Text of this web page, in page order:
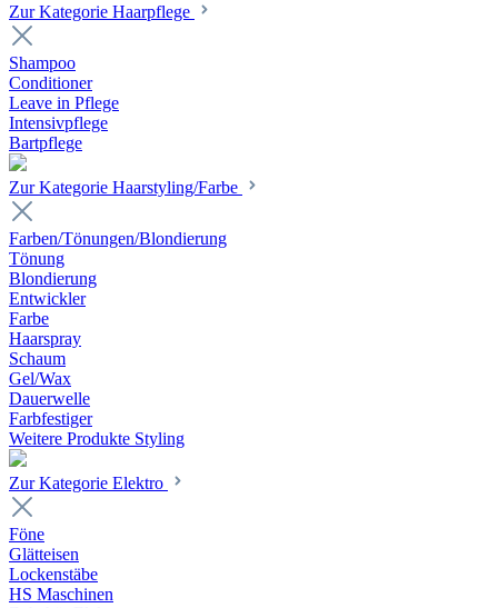
Zur Kategorie Haarpflege
Shampoo
Conditioner
Leave in Pflege
Intensivpflege
Bartpflege
Zur Kategorie Haarstyling/Farbe
Farben/Tönungen/Blondierung
Tönung
Blondierung
Entwickler
Farbe
Haarspray
Schaum
Gel/Wax
Dauerwelle
Farbfestiger
Weitere Produkte Styling
Zur Kategorie Elektro
Föne
Glätteisen
Lockenstäbe
HS Maschinen